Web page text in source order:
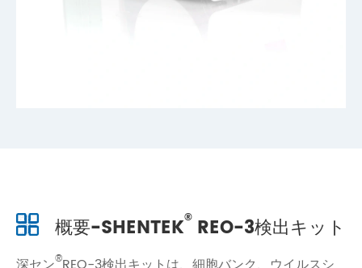
概要-SHENTEK®REO-3検出キット
®